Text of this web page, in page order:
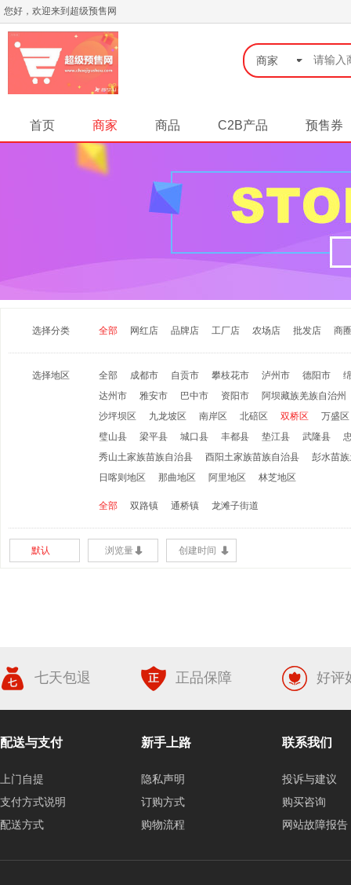
您好，欢迎来到超级预售网
商家 ◆
首页 商家 商品 C2B产品 预售券
选择分类 全部 网红店 品牌店 工厂店 农场店 批发店 商
选择地区 全部 成都市 自贡市 攀枝花市 泸州市 德阳市
达州市
雅安市 巴中市 资阳市
阿坝藏族羌族自治州
沙坪坝区
九龙坡区 南岸区 北碚区 双桥区
万盛区
璧山县
梁平县 城口县 丰都县 垫江县 武隆县
秀山土家族苗族自治县
酉阳土家族苗族自治县
彭水苗
日喀则地区
那曲地区 阿里地区 林芝地区
全部 双路镇 通桥镇 龙滩子街道
默认 浏览量 创建时间
七天包退 正品保障 好评
配送与支付
上门自提
支付方式说明
配送方式
新手上路
隐私声明
订购方式
购物流程
联系我们
投诉与建议
购买咨询
网站故障报告